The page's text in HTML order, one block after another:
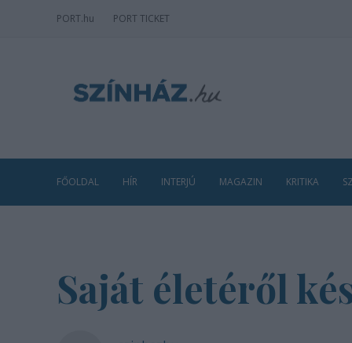
PORT.hu PORT TICKET
FŐOLDAL HÍR INTERJÚ MAGAZIN KRITIKA
Saját életéről